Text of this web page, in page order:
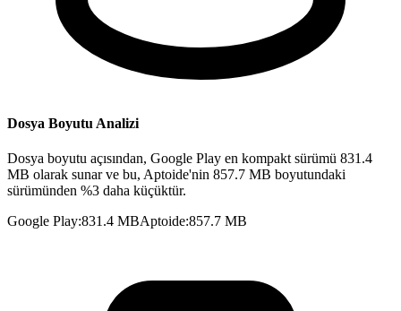
Dosya Boyutu Analizi
Dosya boyutu açısından, Google Play en kompakt sürümü 831.4
MB olarak sunar ve bu, Aptoide'nin 857.7 MB boyutundaki
sürümünden %3 daha küçüktür.
Google Play:831.4 MBAptoide:857.7 MB